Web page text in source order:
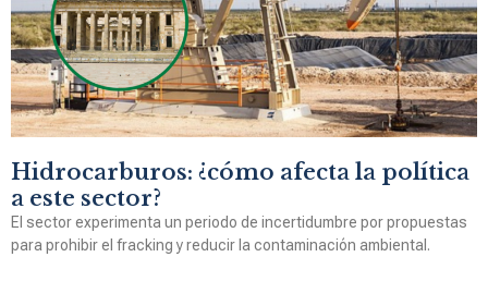
Hidrocarburos: ¿cómo afecta la política
a este sector?
El sector experimenta un periodo de incertidumbre por propuestas
para prohibir el fracking y reducir la contaminación ambiental.